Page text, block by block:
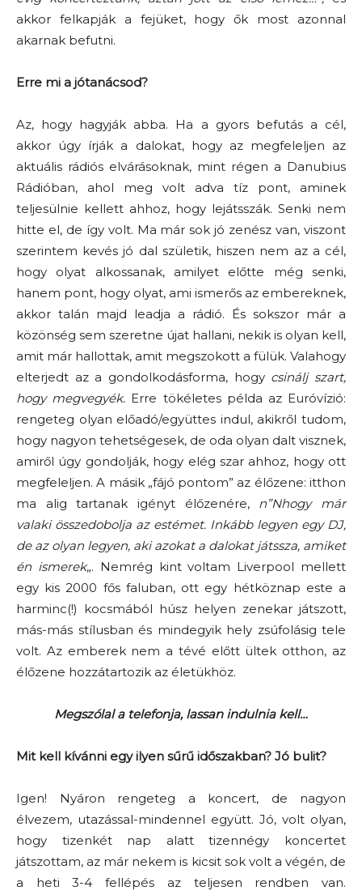
akkor felkapják a fejüket, hogy ők most azonnal
akarnak befutni.
Erre mi a jótanácsod?
Az, hogy hagyják abba. Ha a gyors befutás a cél,
akkor úgy írják a dalokat, hogy az megfeleljen az
aktuális rádiós elvárásoknak, mint régen a Danubius
Rádióban, ahol meg volt adva tíz pont, aminek
teljesülnie kellett ahhoz, hogy lejátsszák. Senki nem
hitte el, de így volt. Ma már sok jó zenész van, viszont
szerintem kevés jó dal születik, hiszen nem az a cél,
hogy olyat alkossanak, amilyet előtte még senki,
hanem pont, hogy olyat, ami ismerős az embereknek,
akkor talán majd leadja a rádió. És sokszor már a
közönség sem szeretne újat hallani, nekik is olyan kell,
amit már hallottak, amit megszokott a fülük. Valahogy
elterjedt az a gondolkodásforma, hogy csinálj szart,
hogy megvegyék. Erre tökéletes példa az Euróvízió:
rengeteg olyan előadó/együttes indul, akikről tudom,
hogy nagyon tehetségesek, de oda olyan dalt visznek,
amiről úgy gondolják, hogy elég szar ahhoz, hogy ott
megfeleljen. A másik „fájó pontom” az élőzene: itthon
ma alig tartanak igényt élőzenére, n”Nhogy már
valaki összedobolja az estémet. Inkább legyen egy DJ,
de az olyan legyen, aki azokat a dalokat játssza, amiket
én ismerek„. Nemrég kint voltam Liverpool mellett
egy kis 2000 fős faluban, ott egy hétköznap este a
harminc(!) kocsmából húsz helyen zenekar játszott,
más-más stílusban és mindegyik hely zsúfolásig tele
volt. Az emberek nem a tévé előtt ültek otthon, az
élőzene hozzátartozik az életükhöz.
Megszólal a telefonja, lassan indulnia kell…
Mit kell kívánni egy ilyen sűrű időszakban? Jó bulit?
Igen! Nyáron rengeteg a koncert, de nagyon
élvezem, utazással-mindennel együtt. Jó, volt olyan,
hogy tizenkét nap alatt tizennégy koncertet
játszottam, az már nekem is kicsit sok volt a végén, de
a heti 3-4 fellépés az teljesen rendben van.